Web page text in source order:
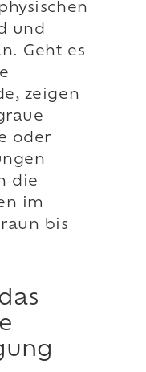
und
Geht es
zeigen
oder
die
im
bis